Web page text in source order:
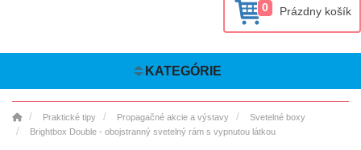
0 Prázdny košík
KATEGÓRIE
Praktické tipy Propagačné akcie a výstavy
Svetelné boxy
Brightbox Double - obojstranný svetelný rám s vypnutou látkou